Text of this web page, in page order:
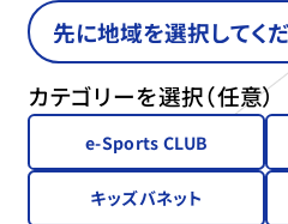
カテゴリーを選択（任意）
e-Sports CLUB
キッズバネット